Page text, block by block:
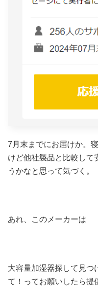
7月末までにお届けか。
けど他社製品と比較して
うかなと思って気づく。
あれ、このメーカーは
大容量加湿器探して見つ
て！ってお願いしたら提